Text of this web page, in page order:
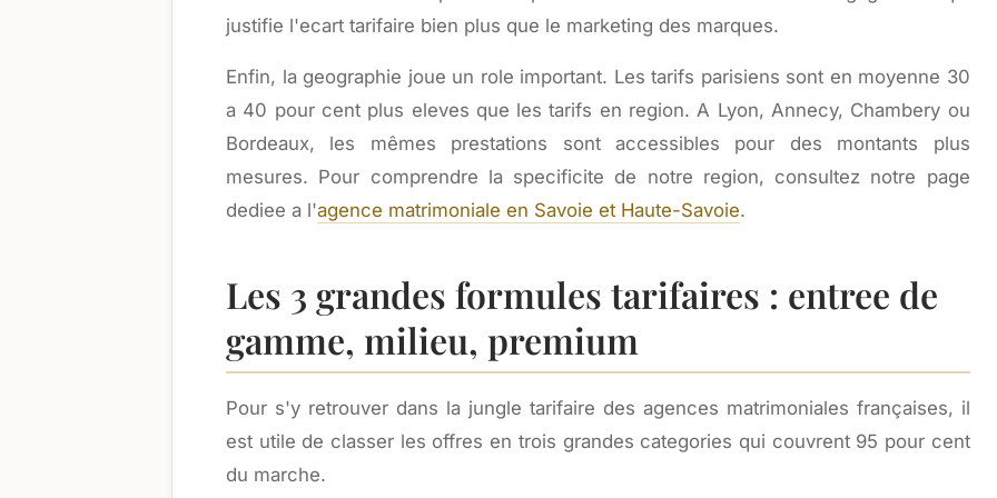
justifie l'ecart tarifaire bien plus que le marketing des marques.
Enfin, la geographie joue un role important. Les tarifs parisiens sont en moyenne 30
a 40 pour cent plus eleves que les tarifs en region. A Lyon, Annecy, Chambery ou
Bordeaux, les mêmes prestations sont accessibles pour des montants plus
mesures. Pour comprendre la specificite de notre region, consultez notre page
dediee a l'agence matrimoniale en Savoie et Haute-Savoie.
Les 3 grandes formules tarifaires : entree de
gamme, milieu, premium
Pour s'y retrouver dans la jungle tarifaire des agences matrimoniales françaises, il
est utile de classer les offres en trois grandes categories qui couvrent 95 pour cent
du marche.